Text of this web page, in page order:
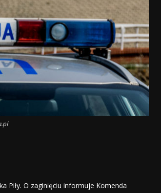
Piły. O zaginięciu informuje Komenda